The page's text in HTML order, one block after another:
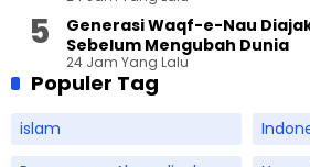
Generasi Waqf-e-Nau
Sebelum Mengubah Dunia
24 Jam Yang Lalu
Populer Tag
islam